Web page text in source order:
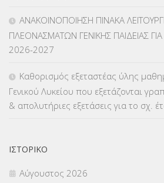
ΜΕΤΑΘΕΣΕΙΣ-ΤΟΠΟΘΕΤΗΣΕΙΣ
ΜΕΤΑΦΟΡΑ ΜΑΘΗΤΩΝ(3)
ΟΙΚΟΝΟΜΙΚΑ ΘΕΜΑΤΑ
Π.Ε.Κ. ΗΡΑΚΛΕΙΟΥ
ΑΝΑΚΟΙΝΟΠΟΙΗΣΗ ΠΙΝΑΚΑ
ΠΛΕΟΝΑΣΜΑΤΩΝ ΓΕΝΙΚΗΣ ΠΑΙΔΕΙΑΣ
2026-2027
Καθορισμός εξεταστέας ύλης
Γενικού Λυκείου που εξετάζονται
& απολυτήριες εξετάσεις για το σχ.
ΙΣΤΟΡΙΚΌ
Αύγουστος 2026